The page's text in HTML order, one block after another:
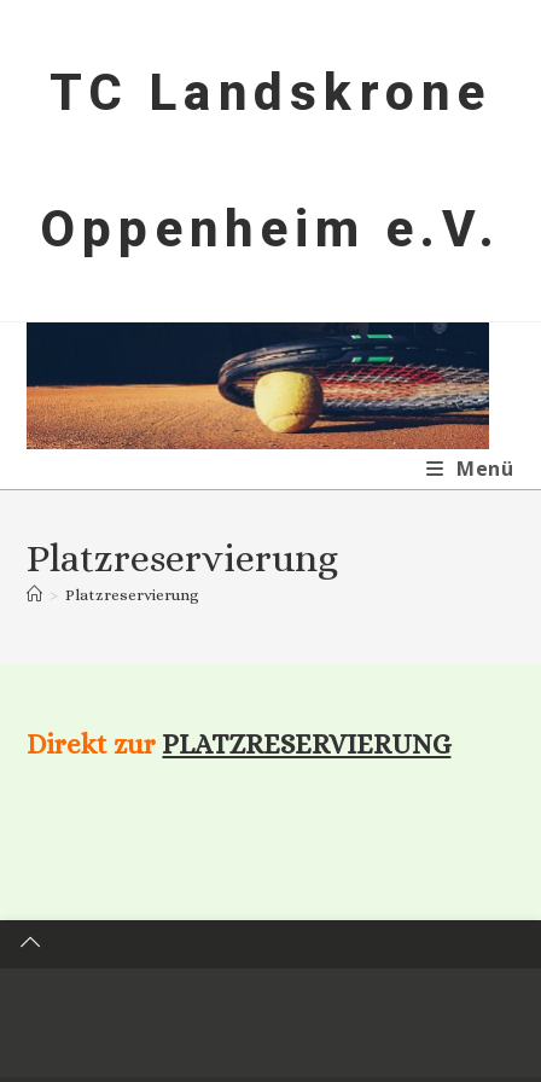
springenTC Landskrone
Oppenheim e.V.
Menü
Platzreservierung
> Platzreservierung
Direkt zur PLATZRESERVIERUNG